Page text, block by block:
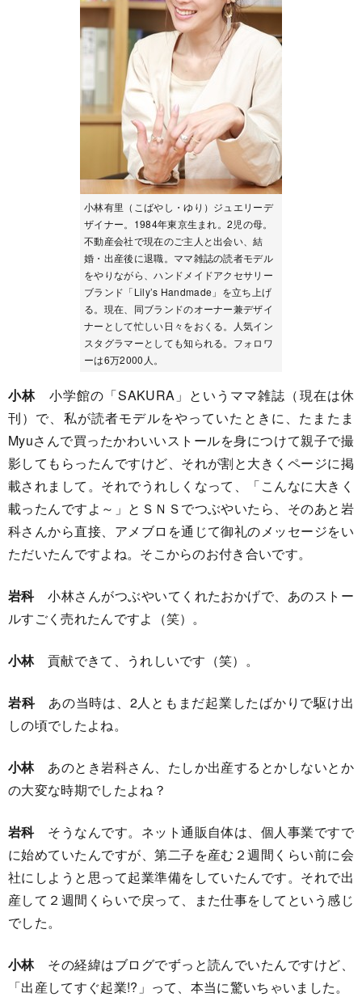
小林有里（こばやし・ゆり）ジュエリーデ
ザイナー。1984年東京生まれ。2児の母。
不動産会社で現在のご主人と出会い、結
婚・出産後に退職。ママ雑誌の読者モデル
をやりながら、ハンドメイドアクセサリー
ブランド「Lily’s Handmade」を立ち上げ
る。現在、同ブランドのオーナー兼デザイ
ナーとして忙しい日々をおくる。人気イン
スタグラマーとしても知られる。フォロワ
ーは6万2000人。
小林 小学館の「SAKURA」というママ雑誌（現在は休
刊）で、私が読者モデルをやっていたときに、たまたま
Myuさんで買ったかわいいストールを身につけて親子で撮
影してもらったんですけど、それが割と大きくページに掲
載されまして。それでうれしくなって、「こんなに大きく
載ったんですよ～」とＳＮＳでつぶやいたら、そのあと岩
科さんから直接、アメブロを通じて御礼のメッセージをい
ただいたんですよね。そこからのお付き合いです。
岩科小林さんがつぶやいてくれたおかげで、あのストー
ルすごく売れたんですよ（笑）。
小林貢献できて、うれしいです（笑）。
岩科あの当時は、2人ともまだ起業したばかりで駆け出
しの頃でしたよね。
小林あのとき岩科さん、たしか出産するとかしないとか
の大変な時期でしたよね？
岩科そうなんです。ネット通販自体は、個人事業ですで
に始めていたんですが、第二子を産む２週間くらい前に会
社にしようと思って起業準備をしていたんです。それで出
産して２週間くらいで戻って、また仕事をしてという感じ
でした。
小林その経緯はブログでずっと読んでいたんですけど、
「出産してすぐ起業!?」って、本当に驚いちゃいました。